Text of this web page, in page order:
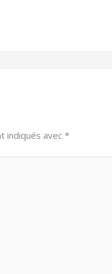
indiqués avec*